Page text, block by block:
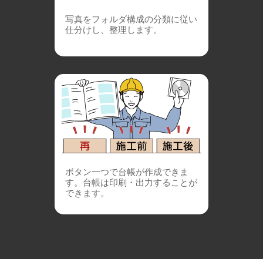
写真をフォルダ構成の分類に従い
仕分けし、整理します。
ボタン一つで台帳が作成できま
す。台帳は印刷・出力することが
できます。